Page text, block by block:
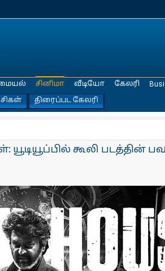
சினிமா
திரைப்பட கேலரி
வீடியோ கேலரி
யூடியூப்பில் கூலி படத்தின்